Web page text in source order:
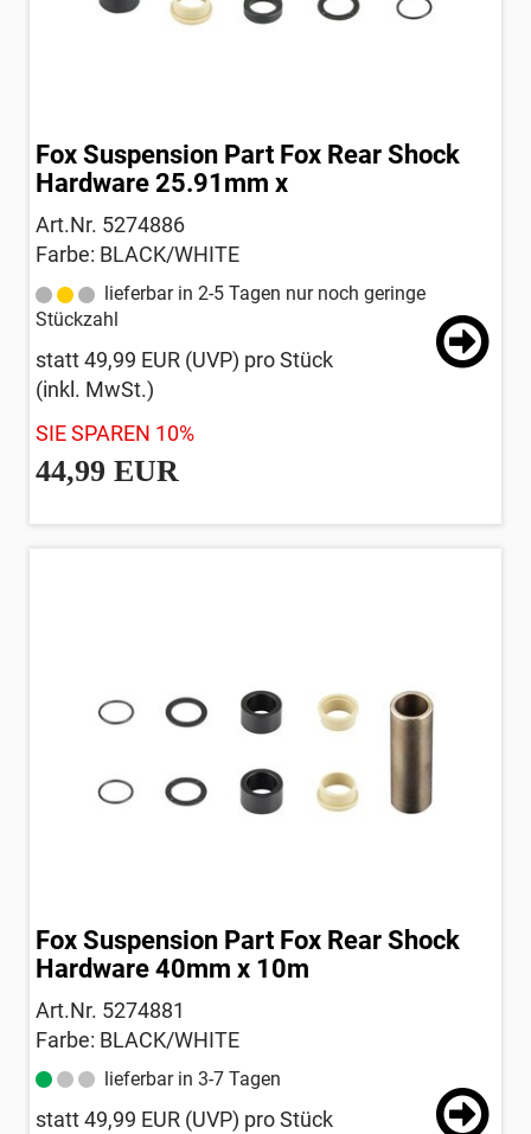
Fox Suspension Part Fox Rear Shock
Hardware 25.91mm x
Art.Nr. 5274886
Farbe: BLACK/WHITE
lieferbar in 2-5 Tagen nur noch geringe
Stückzahl
statt49,99 EUR (UVP) pro Stück
(inkl. MwSt.)
SIE SPAREN 10%
44,99 EUR
Fox Suspension Part Fox Rear Shock
Hardware 40mm x 10m
Art.Nr. 5274881
Farbe: BLACK/WHITE
lieferbar in 3-7 Tagen
statt49,99 EUR (UVP) pro Stück